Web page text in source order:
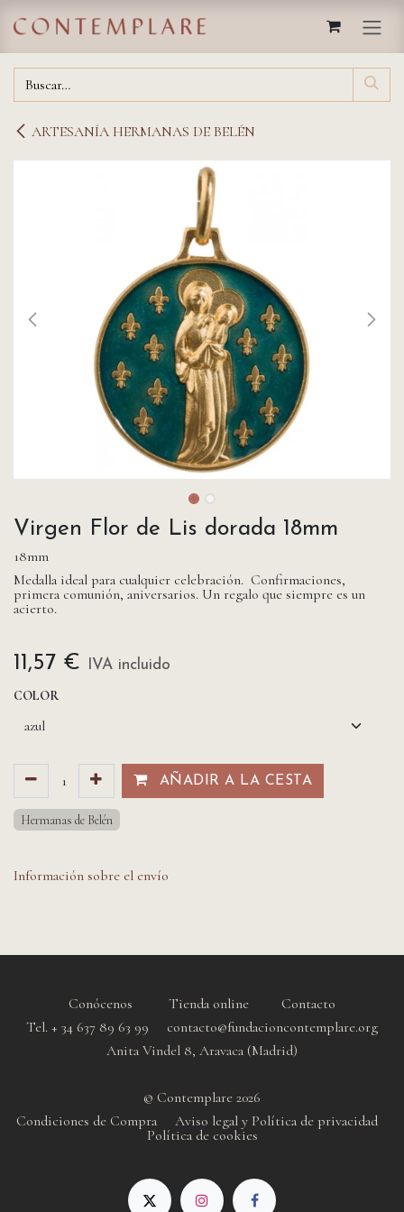
ARTESANÍA HERMANAS DE BELÉN
Virgen Flor de Lis dorada 18mm
18mm
Medalla ideal para cualquier celebración. Confirmaciones,
primera comunión, aniversarios. Un regalo que siempre es un
acierto.
11,57 €
IVA incluido
COLOR
AÑADIR A LA CESTA​​
Hermanas de Belén
Información sobre el envío
Conócenos Tienda online
Contacto
Tel. + 34 637 89 63 99 contacto@fundacioncontemplare.org
Anita Vindel 8, Aravaca (Madrid)
© Contemplare 2026
Condiciones de Compra
Aviso legal y Política de privacidad
Política de cookies